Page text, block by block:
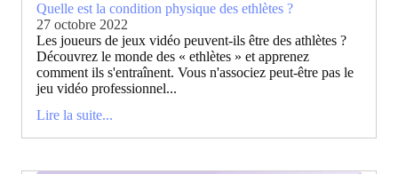
Quelle est la condition physique des ethlètes ?
27 octobre 2022
Les joueurs de jeux vidéo peuvent-ils être des athlètes ?
Découvrez le monde des « ethlètes » et apprenez
comment ils s'entraînent. Vous n'associez peut-être pas le
jeu vidéo professionnel...
Lire la suite...